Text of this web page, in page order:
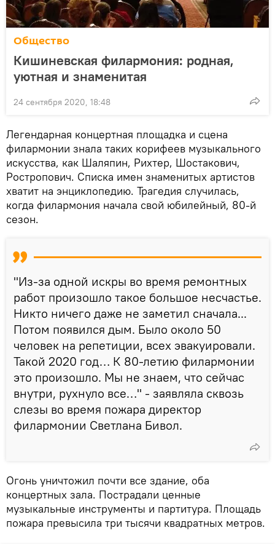
Общество
Кишиневская филармония: родная,
уютная и знаменитая
24 сентября 2020, 18:48
Легендарная концертная площадка и сцена
филармонии знала таких корифеев музыкального
искусства, как Шаляпин, Рихтер, Шостакович,
Ростропович. Списка имен знаменитых артистов
хватит на энциклопедию. Трагедия случилась,
когда филармония начала свой юбилейный, 80-й
сезон.
"Из-за одной искры во время ремонтных
работ произошло такое большое несчастье.
Никто ничего даже не заметил сначала...
Потом появился дым. Было около 50
человек на репетиции, всех эвакуировали.
Такой 2020 год… К 80-летию филармонии
это произошло. Мы не знаем, что сейчас
внутри, рухнуло все…" - заявляла сквозь
слезы во время пожара директор
филармонии Светлана Бивол.
Огонь уничтожил почти все здание, оба
концертных зала. Пострадали ценные
музыкальные инструменты и партитура. Площадь
пожара превысила три тысячи квадратных метров.